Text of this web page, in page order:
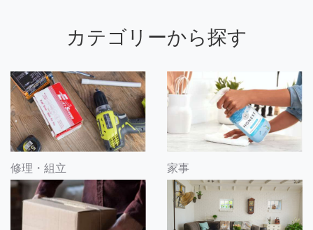
カテゴリーから探す
修理・組立 家事